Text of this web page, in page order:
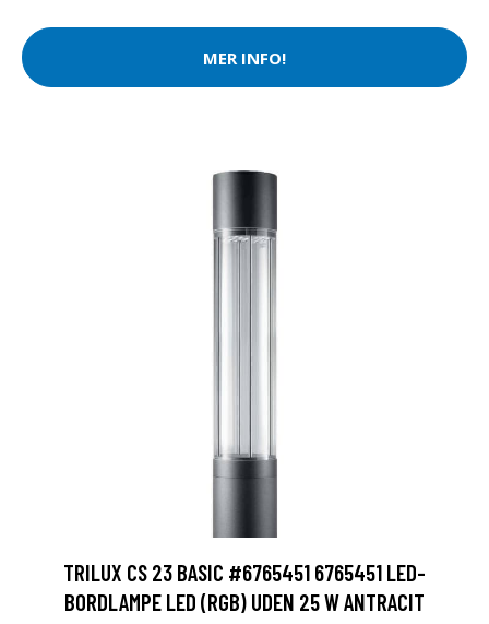
MER INFO!
TRILUX CS 23 BASIC #6765451 6765451 LED-
BORDLAMPE LED (RGB) UDEN 25 W ANTRACIT